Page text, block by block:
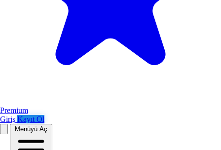
Premium
Giriş Kayıt Ol
Menüyü Aç